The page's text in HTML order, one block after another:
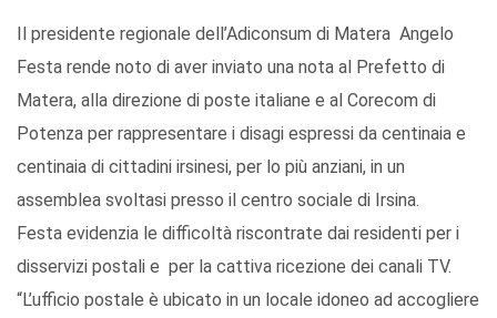
Il presidente regionale dell’Adiconsum di Matera Angelo
Festa rende noto di aver inviato una nota al Prefetto di
Matera, alla direzione di poste italiane e al Corecom di
Potenza per rappresentare i disagi espressi da centinaia e
centinaia di cittadini irsinesi, per lo più anziani, in un
assemblea svoltasi presso il centro sociale di Irsina.
Festa evidenzia le difficoltà riscontrate dai residenti per i
disservizi postali e per la cattiva ricezione dei canali TV.
“L’ufficio postale è ubicato in un locale idoneo ad accogliere